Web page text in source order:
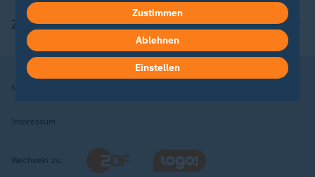
ZDFheute Apps
Nutzungsbedingungen
Impressum
Wechseln zu:
kannst du jederzeit mit Wirkung für die Zukunft
in deinen Einstellungen widerrufen oder ändern.
Hier findest du das Impressum.
Weitere Informationen findest du in unserer
Zustimmen
Ablehnen
Einstellen